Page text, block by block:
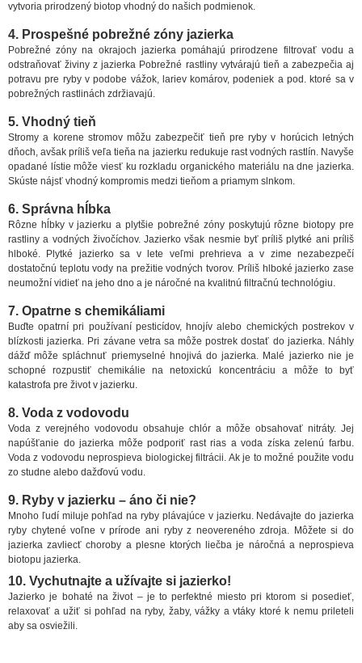
vytvoria prirodzený biotop vhodný do našich podmienok.
4. Prospešné pobrežné zóny jazierka
Pobrežné zóny na okrajoch jazierka pomáhajú prirodzene filtrovať vodu a
odstraňovať živiny z jazierka Pobrežné rastliny vytvárajú tieň a zabezpečia aj
potravu pre ryby v podobe vážok, lariev komárov, podeniek a pod. ktoré sa v
pobrežných rastlinách zdržiavajú.
5. Vhodný tieň
Stromy a korene stromov môžu zabezpečiť tieň pre ryby v horúcich letných
dňoch, avšak príliš veľa tieňa na jazierku redukuje rast vodných rastlín. Navyše
opadané lístie môže viesť ku rozkladu organického materiálu na dne jazierka.
Skúste nájsť vhodný kompromis medzi tieňom a priamym slnkom.
6. Správna hĺbka
Rôzne hĺbky v jazierku a plytšie pobrežné zóny poskytujú rôzne biotopy pre
rastliny a vodných živočíchov. Jazierko však nesmie byť príliš plytké ani príliš
hlboké. Plytké jazierko sa v lete veľmi prehrieva a v zime nezabezpečí
dostatočnú teplotu vody na prežitie vodných tvorov. Príliš hlboké jazierko zase
neumožní vidieť na jeho dno a je náročné na kvalitnú filtračnú technológiu.
7. Opatrne s chemikáliami
Buďte opatrní pri používaní pesticídov, hnojív alebo chemických postrekov v
blízkosti jazierka. Pri závane vetra sa môže postrek dostať do jazierka. Náhly
dážď môže spláchnuť priemyselné hnojivá do jazierka. Malé jazierko nie je
schopné rozpustiť chemikálie na netoxickú koncentráciu a môže to byť
katastrofa pre život v jazierku.
8. Voda z vodovodu
Voda z verejného vodovodu obsahuje chlór a môže obsahovať nitráty. Jej
napúšťanie do jazierka môže podporiť rast rias a voda získa zelenú farbu.
Voda z vodovodu neprospieva biologickej filtrácii. Ak je to možné použite vodu
zo studne alebo dažďovú vodu.
9. Ryby v jazierku – áno či nie?
Mnoho ľudí miluje pohľad na ryby plávajúce v jazierku. Nedávajte do jazierka
ryby chytené voľne v prírode ani ryby z neovereného zdroja. Môžete si do
jazierka zavliecť choroby a plesne ktorých liečba je náročná a neprospieva
biotopu jazierka.
10. Vychutnajte a užívajte si jazierko!
Jazierko je bohaté na život – je to perfektné miesto pri ktorom si posedieť,
relaxovať a užiť si pohľad na ryby, žaby, vážky a vtáky ktoré k nemu prileteli
aby sa osviežili.